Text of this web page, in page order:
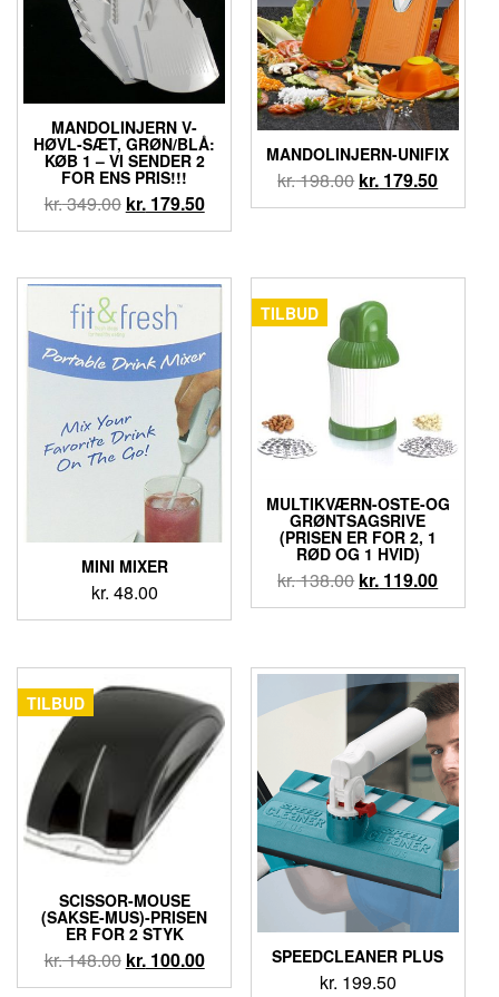
MANDOLINJERN V-
HØVL-SÆT, GRØN/BLÅ:
KØB 1 – VI SENDER 2
FOR ENS PRIS!!!
kr.349.00 kr.179.50
MANDOLINJERN-UNIFIX
kr.198.00 kr. 179.50
MINI MIXER
kr. 48.00
TILBUD
MULTIKVÆRN-OSTE-OG
GRØNTSAGSRIVE
(PRISEN ER FOR 2, 1
RØD OG 1 HVID)
kr.138.00 kr. 119.00
TILBUD
SCISSOR-MOUSE
(SAKSE-MUS)-PRISEN
ER FOR 2 STYK
kr.148.00 kr.100.00 SPEEDCLEANER PLUS
kr. 199.50